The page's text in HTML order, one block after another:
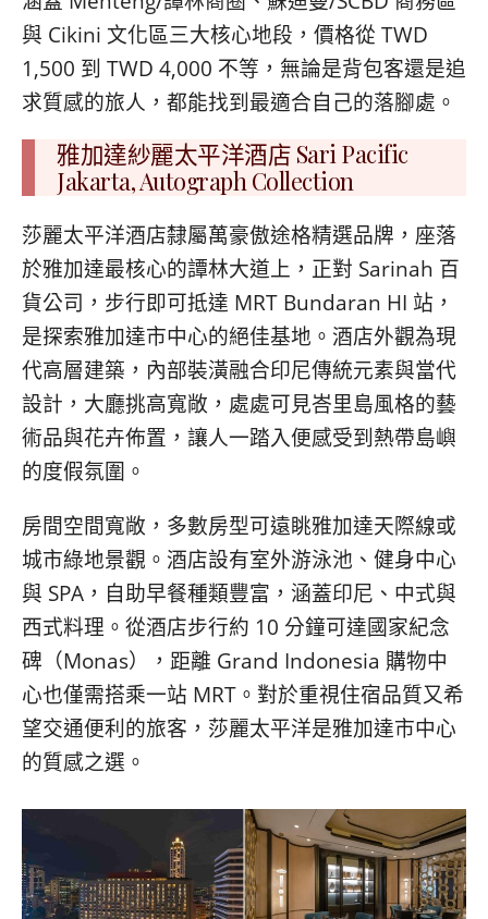
與 Cikini 文化區三大核心地段，價格從 TWD
1,500 到 TWD 4,000 不等，無論是背包客還是追
求質感的旅人，都能找到最適合自己的落腳處。
雅加達紗麗太平洋酒店 Sari Pacific
Jakarta, Autograph Collection
莎麗太平洋酒店隸屬萬豪傲途格精選品牌，座落
於雅加達最核心的譚林大道上，正對 Sarinah 百
貨公司，步行即可抵達 MRT Bundaran HI 站，
是探索雅加達市中心的絕佳基地。酒店外觀為現
代高層建築，內部裝潢融合印尼傳統元素與當代
設計，大廳挑高寬敞，處處可見峇里島風格的藝
術品與花卉佈置，讓人一踏入便感受到熱帶島嶼
的度假氛圍。
房間空間寬敞，多數房型可遠眺雅加達天際線或
城市綠地景觀。酒店設有室外游泳池、健身中心
與 SPA，自助早餐種類豐富，涵蓋印尼、中式與
西式料理。從酒店步行約 10 分鐘可達國家紀念
碑（Monas），距離 Grand Indonesia 購物中
心也僅需搭乘一站 MRT。對於重視住宿品質又希
望交通便利的旅客，莎麗太平洋是雅加達市中心
的質感之選。